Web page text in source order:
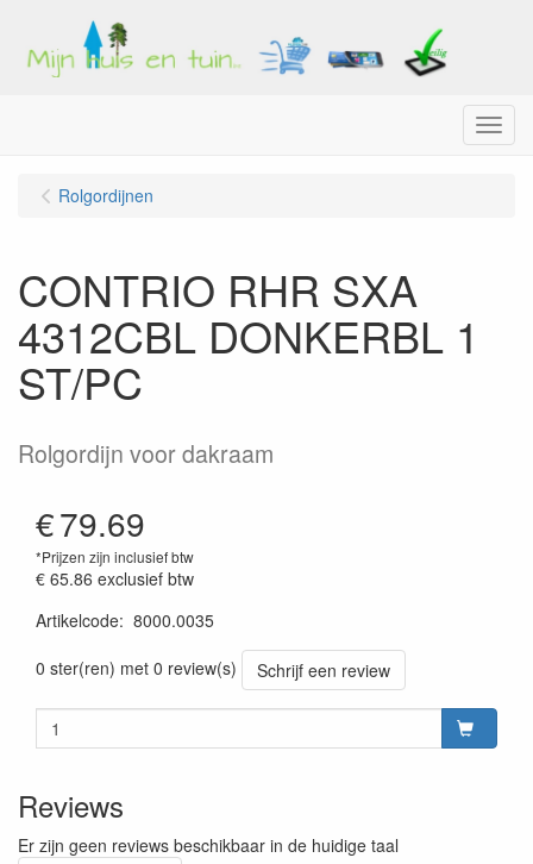
Menu
Rolgordijnen
CONTRIO RHR SXA
4312CBL DONKERBL 1
ST/PC
Rolgordijn voor dakraam
€79.69
*Prijzen zijn inclusief btw
€ 65.86 exclusief btw
Artikelcode: 8000.0035
0 ster(ren) met 0 review(s)
Schrijf een review
Reviews
Er zijn geen reviews beschikbaar in de huidige taal